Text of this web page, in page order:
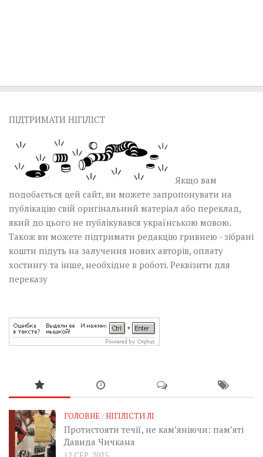
ПІДТРИМАТИ НІГІЛІСТ
Якщо вам
подобається цей сайт, ви можете запропонувати на
публікацію свій оригінальний матеріал або переклад,
який до цього не публікувався українською мовою.
Також ви можете підтримати редакцію гривнею - зібрані
кошти підуть на залучення нових авторів, оплату
хостингу та інше, необхідне в роботі. Реквізити для
переказу
ГОЛОВНЕ/НІГІЛІСТИ ЛІ
Протистояти течії, не кам’яніючи: пам’яті
Давида Чичкана